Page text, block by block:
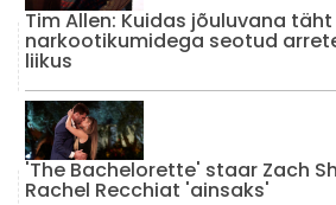
Tim Allen: Kuidas jõuluvana täht
narkootikumidega seotud
liikus
'The Bachelorette' staar Zach
Rachel Recchiat 'ainsaks'